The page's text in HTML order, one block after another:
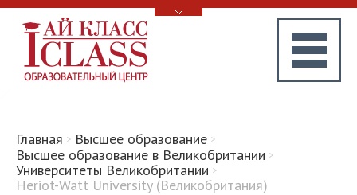
Главная
Высшее образование
Высшее образование в Великобритании
Университеты Великобритании
Heriot-Watt University (Великобритания)